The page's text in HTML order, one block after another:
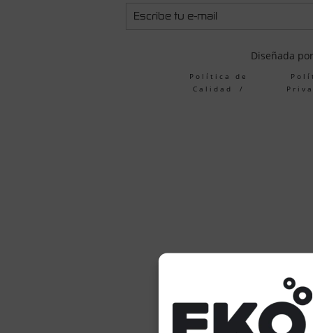
Política de
Calidad
Diseñada